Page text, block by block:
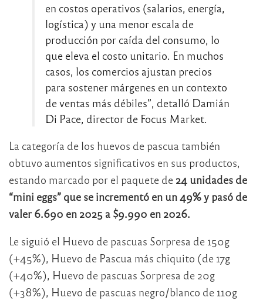
en costos operativos (salarios, energía,
logística) y una menor escala de
producción por caída del consumo, lo
que eleva el costo unitario. En muchos
casos, los comercios ajustan precios
para sostener márgenes en un contexto
de ventas más débiles”, detalló Damián
Di Pace, director de Focus Market.
La categoría de los huevos de pascua también
obtuvo aumentos significativos en sus productos,
estando marcado por el paquete de 24 unidades de
“mini eggs” que se incrementó en un 49% y pasó de
valer 6.690 en 2025 a $9.990 en 2026.
Le siguió el Huevo de pascuas Sorpresa de 150g
(+45%), Huevo de Pascua más chiquito (de 17g
(+40%), Huevo de pascuas Sorpresa de 20g
(+38%), Huevo de pascuas negro/blanco de 110g